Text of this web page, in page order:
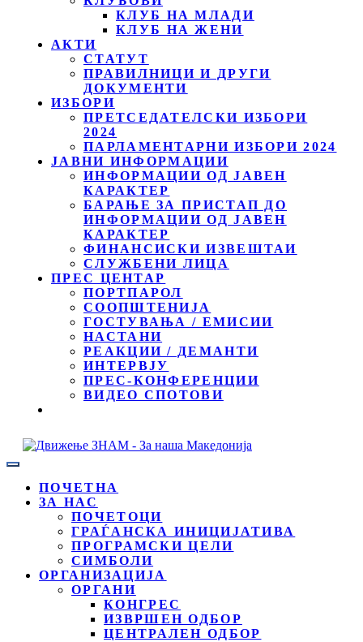
КЛУБ НА МЛАДИ
КЛУБ НА ЖЕНИ
АКТИ
СТАТУТ
ПРАВИЛНИЦИ И ДРУГИ
ДОКУМЕНТИ
ИЗБОРИ
ПРЕТСЕДАТЕЛСКИ ИЗБОРИ
2024
ПАРЛАМЕНТАРНИ ИЗБОРИ 2024
ЈАВНИ ИНФОРМАЦИИ
ИНФОРМАЦИИ ОД ЈАВЕН
КАРАКТЕР
БАРАЊЕ ЗА ПРИСТАП ДО
ИНФОРМАЦИИ ОД ЈАВЕН
КАРАКТЕР
ФИНАНСИСКИ ИЗВЕШТАИ
СЛУЖБЕНИ ЛИЦА
ПРЕС ЦЕНТАР
ПОРТПАРОЛ
СООПШТЕНИЈА
ГОСТУВАЊА / ЕМИСИИ
НАСТАНИ
РЕАКЦИИ / ДЕМАНТИ
ИНТЕРВЈУ
ПРЕС-КОНФЕРЕНЦИИ
ВИДЕО СПОТОВИ
ПОЧЕТНА
ЗА НАС
ПОЧЕТОЦИ
ГРАЃАНСКА ИНИЦИЈАТИВА
ПРОГРАМСКИ ЦЕЛИ
СИМБОЛИ
ОРГАНИЗАЦИЈА
ОРГАНИ
КОНГРЕС
ИЗВРШЕН ОДБОР
ЦЕНТРАЛЕН ОДБОР